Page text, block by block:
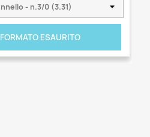
FORMATO ESAURITO